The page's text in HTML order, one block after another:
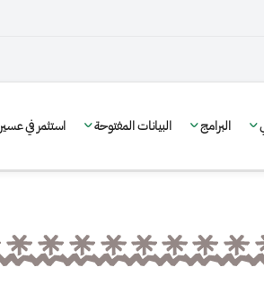
البرامج البيانات المفتوحة استثمر في عسير